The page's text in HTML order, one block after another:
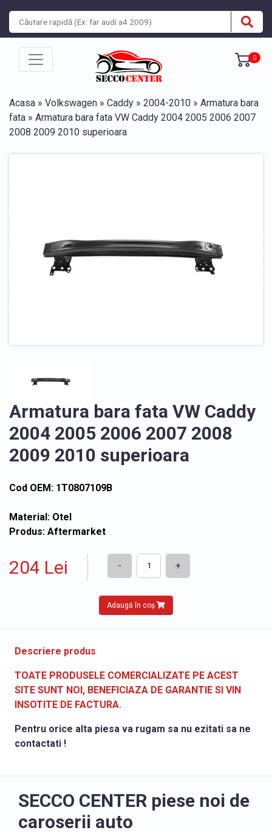
0
Acasa » Volkswagen » Caddy » 2004-2010 » Armatura bara
fata » Armatura bara fata VW Caddy 2004 2005 2006 2007
2008 2009 2010 superioara
Armatura bara fata VW Caddy
2004 2005 2006 2007 2008
2009 2010 superioara
Cod OEM: 1T0807109B
Material: Otel
Produs: Aftermarket
204 Lei - +
Adaugă în coș
Descriere produs
TOATE PRODUSELE COMERCIALIZATE PE ACEST
SITE SUNT NOI, BENEFICIAZA DE GARANTIE SI VIN
INSOTITE DE FACTURA.
Pentru orice alta piesa va rugam sa nu ezitati sa ne
contactati !
SECCO CENTER piese noi de
caroserii auto